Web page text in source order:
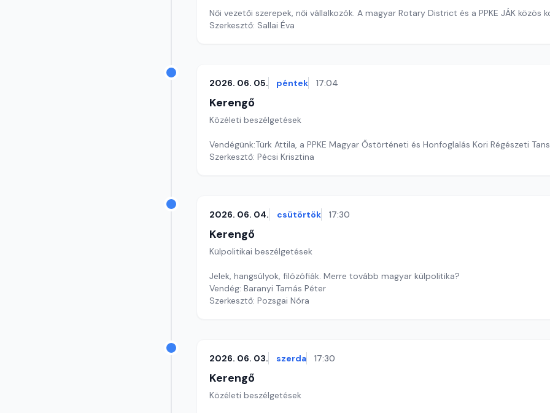
Női vezetői szerepek, női vállalkozók. A magyar Rotary District és a PPKE JÁK közös
Szerkesztő: Sallai Éva
2026. 06. 05. péntek 17:04
Kerengő
Közéleti beszélgetések
Vendégünk:Türk Attila,
Szerkesztő: Pécsi Krisztina
2026. 06. 04. csütörtök 17:30
Kerengő
Külpolitikai beszélgetések
Jelek, hangsúlyok, filózófiák. Merre tovább magyar külpolitika?
Vendég: Baranyi Tamás Péter
Szerkesztő: Pozsgai Nóra
2026. 06. 03. szerda 17:30
Kerengő
Közéleti beszélgetések